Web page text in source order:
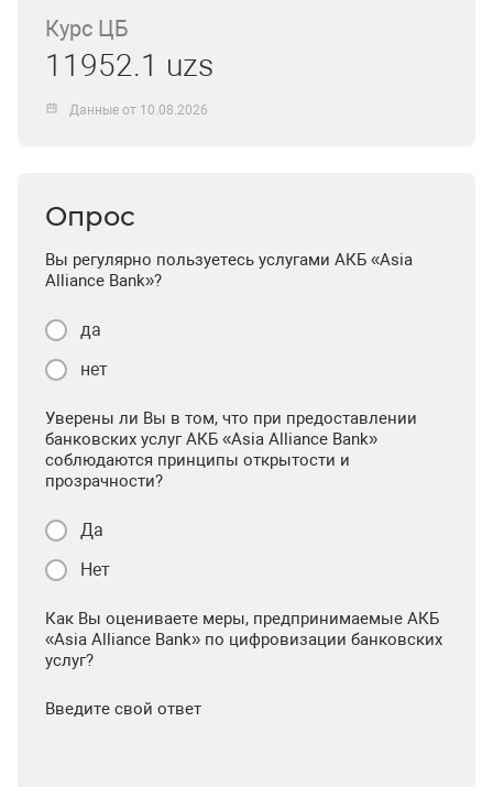
Курс ЦБ
11952.1 uzs
Данные от 10.08.2026
Опрос
Вы регулярно пользуетесь услугами АКБ «Asia
Alliance Bank»?
да
нет
Уверены ли Вы в том, что при предоставлении
банковских услуг АКБ «Asia Alliance Bank»
соблюдаются принципы открытости и
прозрачности?
Да
Нет
Как Вы оцениваете меры, предпринимаемые АКБ
«Asia Alliance Bank» по цифровизации банковских
услуг?
Введите свой ответ